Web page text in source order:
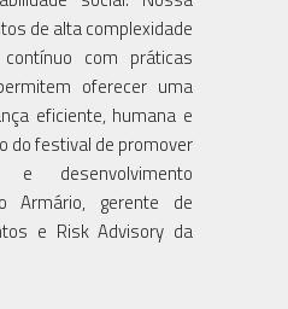
de alta complexidade
com práticas
oferecer uma
eficiente, humana e
do festival de promover
desenvolvimento
Armário, gerente de
e Risk Advisory da